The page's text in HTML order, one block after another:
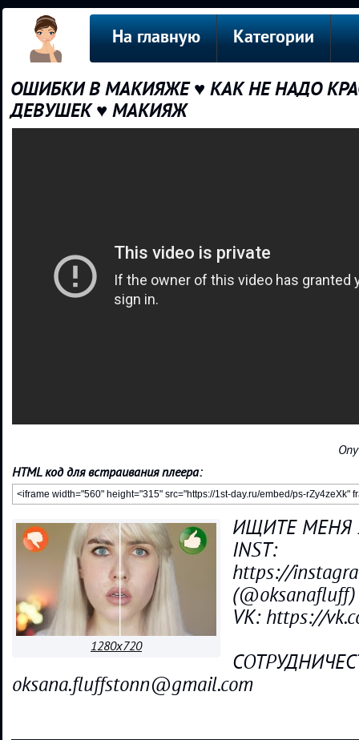
На главную Категории
ОШИБКИ В МАКИЯЖЕ ♥ КАК НЕ НАДО
ДЕВУШЕК ♥ МАКИЯЖ
HTML код для встраивания плеера:
1280x720
ИЩИТЕ МЕНЯ
INST:
https://
(@oksanafluff)
VK: https://
oksana.fluffstonn@gmail.com